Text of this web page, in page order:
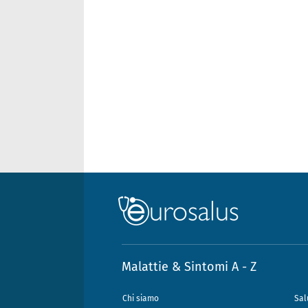
Malattie & Sintomi A - Z
Chi siamo